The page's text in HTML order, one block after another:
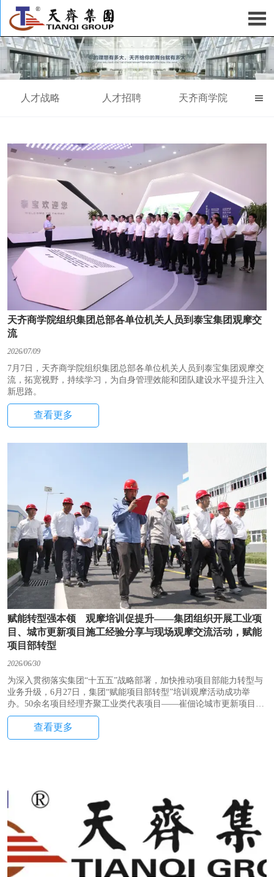

人才战略 人才招聘 天齐商学院 
天齐商学院组织集团总部各单位机关人员到泰宝集团观摩交
流
2026/07/09
7月7日，天齐商学院组织集团总部各单位机关人员到泰宝集团观摩交
流，拓宽视野，持续学习，为自身管理效能和团队建设水平提升注入
新思路。
查看更多
赋能转型强本领 观摩培训促提升——集团组织开展工业项
目、城市更新项目施工经验分享与现场观摩交流活动，赋能
项目部转型
2026/06/30
为深入贯彻落实集团“十五五”战略部署，加快推动项目部能力转型与
业务升级，6月27日，集团“赋能项目部转型”培训观摩活动成功举
办。50余名项目经理齐聚工业类代表项目——崔佃论城市更新项目公
司东岳电厂项目现场，实地观摩、座谈交流，王继平经理为大家分享
城市更新代表项目——淄博市第一人民医院改造提升项目全周期施工
管理经验，共探项目管理转型新路径。
查看更多